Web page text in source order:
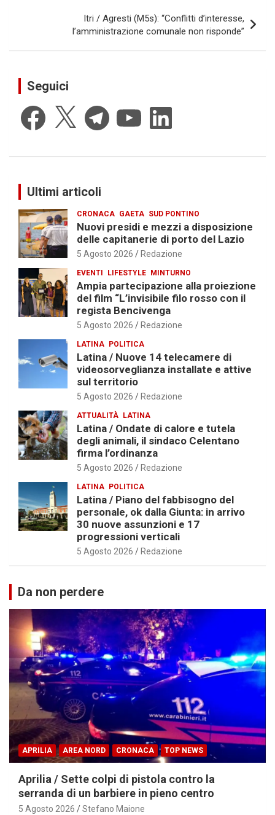
Itri / Agresti (M5s): “Conflitti d’interesse,
l’amministrazione comunale non risponde”
Seguici
Facebook Telegram YouTube LinkedIn
Ultimi articoli
CRONACA GAETA SUD PONTINO
Nuovi presidi e mezzi a disposizione
delle capitanerie di porto del Lazio
5 Agosto 2026 Redazione
EVENTI LIFESTYLE MINTURNO
Ampia partecipazione alla proiezione
del film “L’invisibile filo rosso con il
regista Bencivenga
5 Agosto 2026 Redazione
LATINA POLITICA
Latina / Nuove 14 telecamere di
videosorveglianza installate e attive
sul territorio
5 Agosto 2026 Redazione
ATTUALITÀ LATINA
Latina / Ondate di calore e tutela
degli animali, il sindaco Celentano
firma l’ordinanza
5 Agosto 2026 Redazione
LATINA POLITICA
Latina / Piano del fabbisogno del
personale, ok dalla Giunta: in arrivo
30 nuove assunzioni e 17
progressioni verticali
5 Agosto 2026 Redazione
Da non perdere
APRILIA AREA NORD CRONACA TOP NEWS
Aprilia / Sette colpi di pistola contro la
serranda di un barbiere in pieno centro
5 Agosto 2026 Stefano Maione